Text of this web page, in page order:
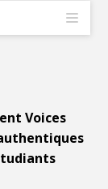
Voices